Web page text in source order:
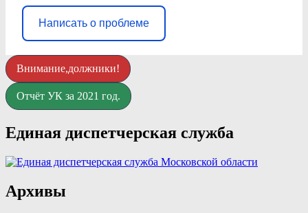
Написать о проблеме
Внимание,должники!
Отчёт УК за 2021 год.
Единая диспетчерская служба
Архивы